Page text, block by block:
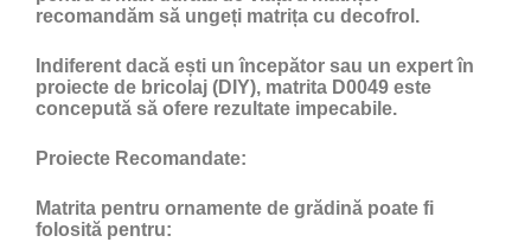
recomandăm să ungeți matrița cu decofrol .
Indiferent dacă ești un începător sau un expert în
proiecte de bricolaj (DIY), matrita D0049 este
concepută să ofere rezultate impecabile.
Proiecte Recomandate:
Matrita pentru ornamente de grădină poate fi
folosită pentru: